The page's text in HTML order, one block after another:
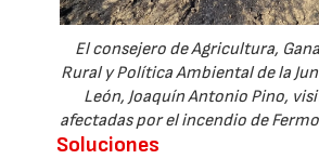
El consejero de Agricultura,
Rural y Política Ambiental de la
León, Joaquín Antonio Pino,
afectadas por el incendio de
Soluciones